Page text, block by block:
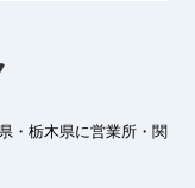
・栃木県に営業所・関